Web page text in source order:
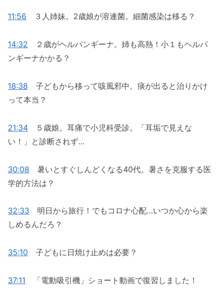
11:56 ３人姉妹。2歳娘が溶連菌。細菌感染は移る？
14:32 ２歳がヘルパンギーナ。姉も高熱！小１もヘルパ
ンギーナかかる？
18:38 子どもから移って咳風邪中。痰が出ると治りかけ
って本当？
21:34 ５歳娘。耳痛で小児科受診。「耳垢で見えな
い！」と診断されず…
30:08 暑いとすぐしんどくなる40代。暑さを克服する医
学的方法は？
32:33 明日から旅行！でもコロナ心配…いつか心から楽
しめるんだろ？
35:10 子どもに日焼け止めは必要？
37:11 「電動吸引機」ショート動画で復習しました！